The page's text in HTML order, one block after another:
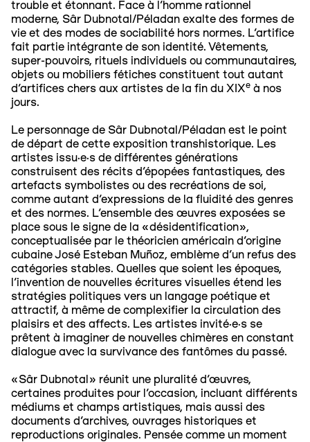
trouble et étonnant. Face à l’homme rationnel
moderne, Sâr Dubnotal/Péladan exalte des formes de
vie et des modes de sociabilité hors normes. L’artifice
fait partie intégrante de son identité. Vêtements,
super-pouvoirs, rituels individuels ou communautaires,
objets ou mobiliers fétiches constituent tout autant
d’artifices chers aux artistes de la fin du XIXe à nos
jours.
Le personnage de Sâr Dubnotal/Péladan est le point
de départ de cette exposition transhistorique. Les
artistes issu·e·s de différentes générations
construisent des récits d’épopées fantastiques, des
artefacts symbolistes ou des recréations de soi,
comme autant d’expressions de la fluidité des genres
et des normes. L’ensemble des œuvres exposées se
place sous le signe de la «désidentification»,
conceptualisée par le théoricien américain d’origine
cubaine José Esteban Muñoz, emblème d’un refus des
catégories stables. Quelles que soient les époques,
l’invention de nouvelles écritures visuelles étend les
stratégies politiques vers un langage poétique et
attractif, à même de complexifier la circulation des
plaisirs et des affects. Les artistes invité·e·s se
prêtent à imaginer de nouvelles chimères en constant
dialogue avec la survivance des fantômes du passé.
«Sâr Dubnotal» réunit une pluralité d’œuvres,
certaines produites pour l’occasion, incluant différents
médiums et champs artistiques, mais aussi des
documents d’archives, ouvrages historiques et
reproductions originales. Pensée comme un moment